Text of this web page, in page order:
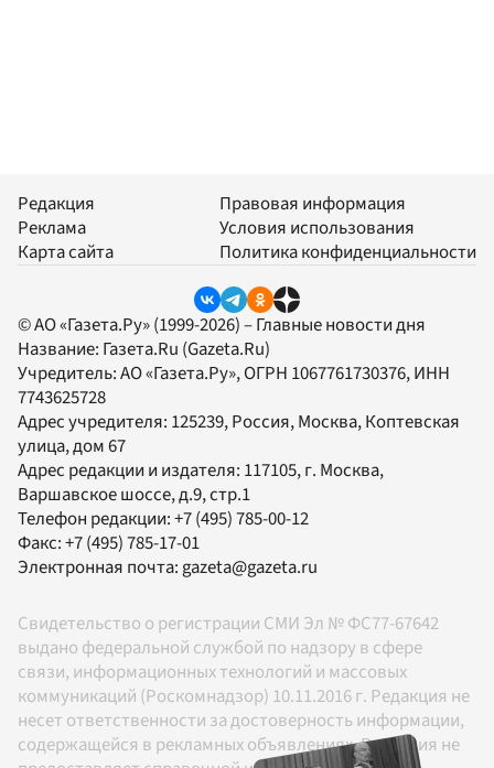
Редакция
Реклама
Карта сайта
Правовая информация
Условия использования
Политика конфиденциальности
© АО «Газета.Ру» (1999-2026) – Главные новости дня
Название: Газета.Ru (Gazeta.Ru)
Учредитель:АО «Газета.Ру», ОГРН 1067761730376, ИНН
7743625728
Адрес учредителя: 125239, Россия, Москва, Коптевская
улица, дом 67
Адрес редакции и издателя: 117105, г. Москва,
Варшавское шоссе, д.9, стр.1
Телефон редакции:+7 (495) 785-00-12
Факс:+7 (495) 785-17-01
Электронная почта:gazeta@gazeta.ru
Свидетельство о регистрации СМИ Эл № ФС77-67642
выдано федеральной службой по надзору в сфере
связи, информационных технологий и массовых
коммуникаций (Роскомнадзор) 10.11.2016 г. Редакция не
несет ответственности за достоверность информации,
содержащейся в рекламных объявлениях. Редакция не